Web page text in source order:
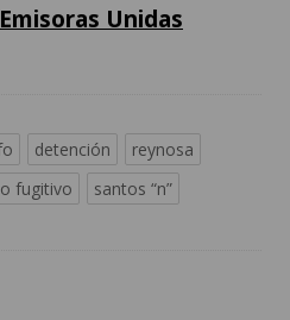
Unidas
detención
reynosa
fugitivo santos “n”